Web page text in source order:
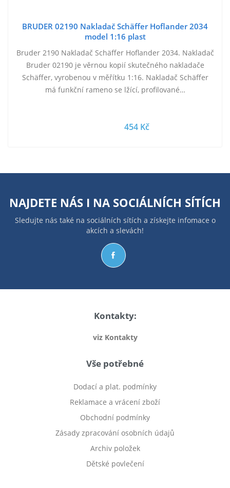
BRUDER 02190 Nakladač Schäffer Hoflander 2034
model 1:16 plast
Bruder 2190 Nakladač Schäffer Hoflander 2034. Nakladač
Bruder 02190 je věrnou kopií skutečného nakladače
Schäffer, vyrobenou v měřítku 1:16. Nakladač Schäffer
má funkční rameno se lžící, profilované…
454 Kč
NAJDETE NÁS I NA SOCIÁLNÍCH SÍTÍCH
Sledujte nás také na sociálních sítích a získejte infomace o
akcích a slevách!
Kontakty:
viz Kontakty
Vše potřebné
Dodací a plat. podmínky
Reklamace a vrácení zboží
Obchodní podmínky
Zásady zpracování osobních údajů
Archiv položek
Dětské povlečení